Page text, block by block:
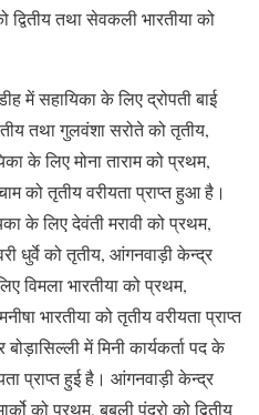
तथा सेवकली भारतीया को
के लिए द्रोपती बाई
तथा गुलवंशा सरोते को तृतीय,
के लिए मोना ताराम को प्रथम,
को तृतीय वरीयता प्राप्त हुआ है।
के लिए देवंती मरावी को प्रथम,
धुर्वे को तृतीय, आंगनवाड़ी केन्द्र
विमला भारतीया को प्रथम,
भारतीया को तृतीय वरीयता प्राप्त
में मिनी कार्यकर्ता पद के
प्राप्त हुई है। आंगनवाड़ी केन्द्र
को प्रथम, बबली पंद्रो को द्वितीय